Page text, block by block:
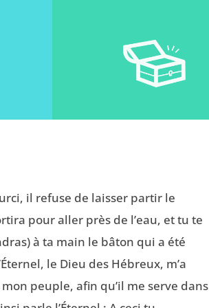
il refuse de laisser partir le
pour aller près de l’eau, et tu te
à ta main le bâton qui a été
le Dieu des Hébreux, m’a
peuple, afin qu’il me serve dans